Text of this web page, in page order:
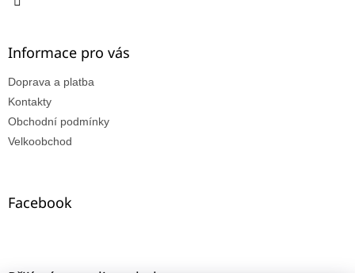
Informace pro vás
Doprava a platba
Kontakty
Obchodní podmínky
Velkoobchod
Facebook